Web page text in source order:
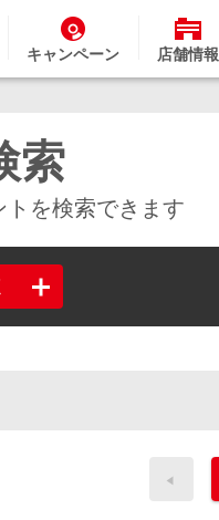
キャンペーン 店舗情報
索
を検索できます